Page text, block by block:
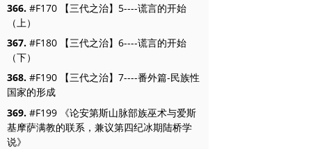
366. #F170 【三代之治】5----谎言的开始
（上）
367. #F180 【三代之治】6----谎言的开始
（下）
368. #F190 【三代之治】7----番外篇-民族性
国家的形成
369. #F199 《论安第斯山脉部族巫术与爱斯
基摩萨满教的联系，兼议第四纪冰期陆桥学
说》